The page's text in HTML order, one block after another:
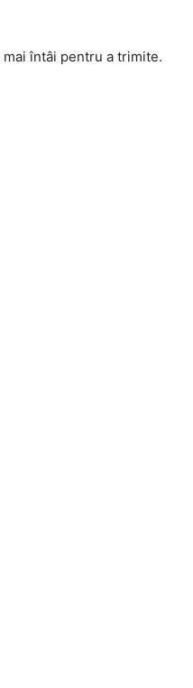
mai întâi pentru a trimite.